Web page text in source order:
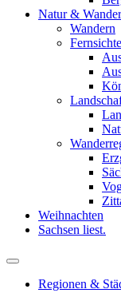
Natur &
Wandern
Weihnachten
Sachsen liest.
Regionen &